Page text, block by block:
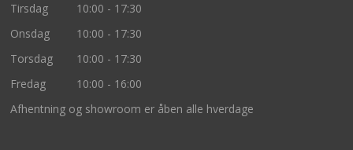
Tirsdag
10:00 - 17:30
Onsdag
10:00 - 17:30
Torsdag
10:00 - 17:30
Fredag
10:00 - 16:00
Afhentning og showroom er åben alle hverdage